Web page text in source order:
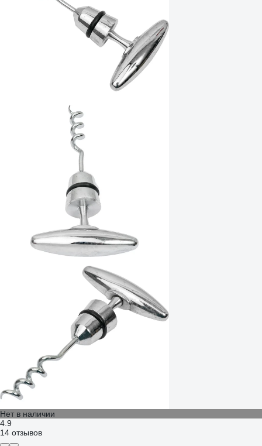
Нет в наличии
4.9
14 отзывов